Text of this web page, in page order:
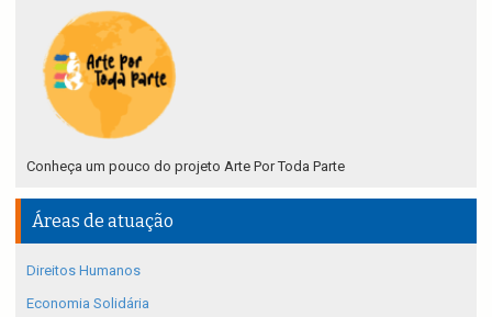
Conheça um pouco do projeto Arte Por Toda Parte
Áreas de atuação
Direitos Humanos
Economia Solidária